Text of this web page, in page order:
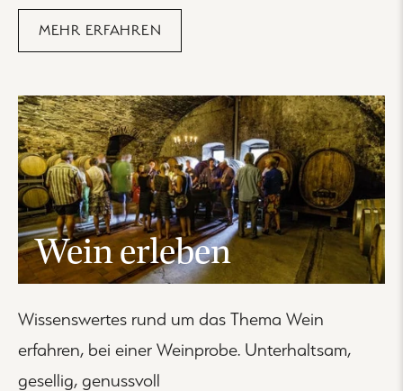
MEHR ERFAHREN
Wein erleben
Wissenswertes rund um das Thema Wein
erfahren, bei einer Weinprobe. Unterhaltsam,
gesellig, genussvoll